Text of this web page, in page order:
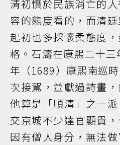
清初憤於民族消亡的
容的態度看的，而清
起初也多採懷柔態度
格。石濤在康熙二十
年（1689）康熙南巡
次接駕，並獻過詩畫
他算是「順清」之一
交京城不少達官顯貴
因有僧人身分，無法